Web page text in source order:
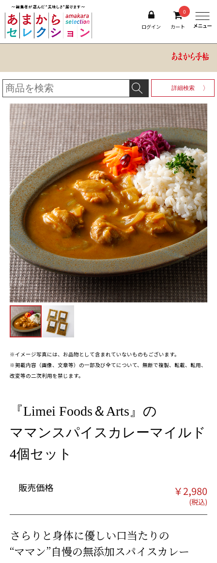
ログイン
0
カート
詳細検索
※イメージ写真には、お品物として含まれていないものもございます。
※掲載内容（画像、文章等）の一部及び全てについて、無断で複製、転載、転用、
改変等の二次利用を禁じます。
『Limei Foods＆Arts』の
ママンスパイスカレーマイルド
4個セット
販売価格 ￥2,980
さらりと身体に優しい口当たりの
“ママン”自慢の無添加スパイスカレー